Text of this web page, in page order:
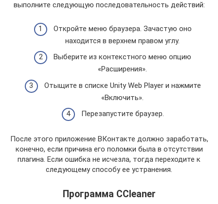
выполните следующую последовательность действий:
Откройте меню браузера. Зачастую оно
находится в верхнем правом углу.
Выберите из контекстного меню опцию
«Расширения».
Отыщите в списке Unity Web Player и нажмите
«Включить».
Перезапустите браузер.
После этого приложение ВКонтакте должно заработать,
конечно, если причина его поломки была в отсутствии
плагина. Если ошибка не исчезла, тогда переходите к
следующему способу ее устранения.
Программа CCleaner